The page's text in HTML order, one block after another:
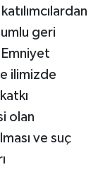
geri
Emniyet
ilimizde
olan
ve suç